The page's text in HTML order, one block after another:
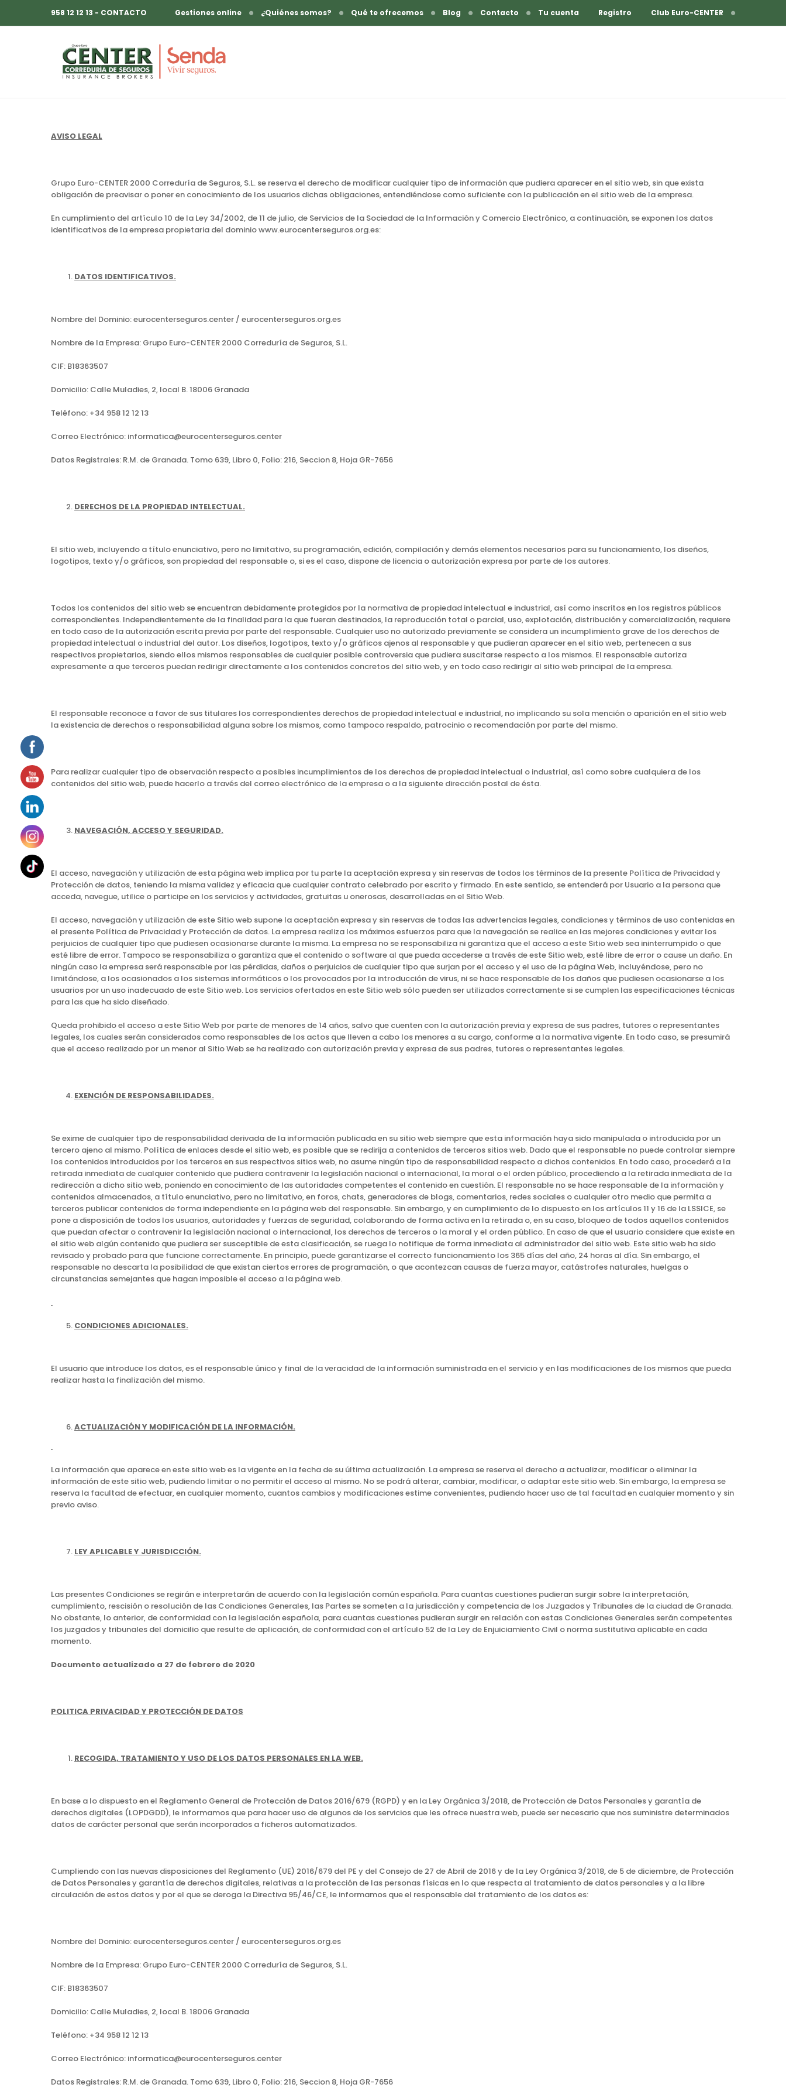
958 12 12 13 - CONTACTO Gestiones online ¿Quiénes somos? Qué te ofrecemos Blog Contacto Tu cuenta Registro Club Euro-CENTER
AVISO LEGAL
Grupo Euro-CENTER 2000 Correduría de Seguros, S.L. se reserva el derecho de modificar cualquier tipo de información que pudiera aparecer en el sitio web, sin que exista
obligación de preavisar o poner en conocimiento de los usuarios dichas obligaciones, entendiéndose como suficiente con la publicación en el sitio web de la empresa.
En cumplimiento del artículo 10 de la Ley 34/2002, de 11 de julio, de Servicios de la Sociedad de la Información y Comercio Electrónico, a continuación, se exponen los datos
identificativos de la empresa propietaria del dominio www.eurocenterseguros.org.es:
DATOS IDENTIFICATIVOS.
Nombre del Dominio: eurocenterseguros.center / eurocenterseguros.org.es
Nombre de la Empresa: Grupo Euro-CENTER 2000 Correduría de Seguros, S.L.
CIF: B18363507
Domicilio: Calle Muladies, 2, local B. 18006 Granada
Teléfono: +34 958 12 12 13
Correo Electrónico: informatica@eurocenterseguros.center
Datos Registrales: R.M. de Granada. Tomo 639, Libro 0, Folio: 216, Seccion 8, Hoja GR-7656
DERECHOS DE LA PROPIEDAD INTELECTUAL.
El sitio web, incluyendo a título enunciativo, pero no limitativo, su programación, edición, compilación y demás elementos necesarios para su funcionamiento, los diseños,
logotipos, texto y/o gráficos, son propiedad del responsable o, si es el caso, dispone de licencia o autorización expresa por parte de los autores.
Todos los contenidos del sitio web se encuentran debidamente protegidos por la normativa de propiedad intelectual e industrial, así como inscritos en los registros públicos
correspondientes. Independientemente de la finalidad para la que fueran destinados, la reproducción total o parcial, uso, explotación, distribución y comercialización, requiere
en todo caso de la autorización escrita previa por parte del responsable. Cualquier uso no autorizado previamente se considera un incumplimiento grave de los derechos de
propiedad intelectual o industrial del autor. Los diseños, logotipos, texto y/o gráficos ajenos al responsable y que pudieran aparecer en el sitio web, pertenecen a sus
respectivos propietarios, siendo ellos mismos responsables de cualquier posible controversia que pudiera suscitarse respecto a los mismos. El responsable autoriza
expresamente a que terceros puedan redirigir directamente a los contenidos concretos del sitio web, y en todo caso redirigir al sitio web principal de la empresa.
El responsable reconoce a favor de sus titulares los correspondientes derechos de propiedad intelectual e industrial, no implicando su sola mención o aparición en el sitio web
la existencia de derechos o responsabilidad alguna sobre los mismos, como tampoco respaldo, patrocinio o recomendación por parte del mismo.
Para realizar cualquier tipo de observación respecto a posibles incumplimientos de los derechos de propiedad intelectual o industrial, así como sobre cualquiera de los
contenidos del sitio web, puede hacerlo a través del correo electrónico de la empresa o a la siguiente dirección postal de ésta.
NAVEGACIÓN, ACCESO Y SEGURIDAD.
El acceso, navegación y utilización de esta página web implica por tu parte la aceptación expresa y sin reservas de todos los términos de la presente Política de Privacidad y
Protección de datos, teniendo la misma validez y eficacia que cualquier contrato celebrado por escrito y firmado. En este sentido, se entenderá por Usuario a la persona que
acceda, navegue, utilice o participe en los servicios y actividades, gratuitas u onerosas, desarrolladas en el Sitio Web.
El acceso, navegación y utilización de este Sitio web supone la aceptación expresa y sin reservas de todas las advertencias legales, condiciones y términos de uso contenidas en
el presente Política de Privacidad y Protección de datos. La empresa realiza los máximos esfuerzos para que la navegación se realice en las mejores condiciones y evitar los
perjuicios de cualquier tipo que pudiesen ocasionarse durante la misma. La empresa no se responsabiliza ni garantiza que el acceso a este Sitio web sea ininterrumpido o que
esté libre de error. Tampoco se responsabiliza o garantiza que el contenido o software al que pueda accederse a través de este Sitio web, esté libre de error o cause un daño. En
ningún caso la empresa será responsable por las pérdidas, daños o perjuicios de cualquier tipo que surjan por el acceso y el uso de la página Web, incluyéndose, pero no
limitándose, a los ocasionados a los sistemas informáticos o los provocados por la introducción de virus, ni se hace responsable de los daños que pudiesen ocasionarse a los
usuarios por un uso inadecuado de este Sitio web. Los servicios ofertados en este Sitio web sólo pueden ser utilizados correctamente si se cumplen las especificaciones técnicas
para las que ha sido diseñado.
Queda prohibido el acceso a este Sitio Web por parte de menores de 14 años, salvo que cuenten con la autorización previa y expresa de sus padres, tutores o representantes
legales, los cuales serán considerados como responsables de los actos que lleven a cabo los menores a su cargo, conforme a la normativa vigente. En todo caso, se presumirá
que el acceso realizado por un menor al Sitio Web se ha realizado con autorización previa y expresa de sus padres, tutores o representantes legales.
EXENCIÓN DE RESPONSABILIDADES.
Se exime de cualquier tipo de responsabilidad derivada de la información publicada en su sitio web siempre que esta información haya sido manipulada o introducida por un
tercero ajeno al mismo. Política de enlaces desde el sitio web, es posible que se redirija a contenidos de terceros sitios web. Dado que el responsable no puede controlar siempre
los contenidos introducidos por los terceros en sus respectivos sitios web, no asume ningún tipo de responsabilidad respecto a dichos contenidos. En todo caso, procederá a la
retirada inmediata de cualquier contenido que pudiera contravenir la legislación nacional o internacional, la moral o el orden público, procediendo a la retirada inmediata de la
redirección a dicho sitio web, poniendo en conocimiento de las autoridades competentes el contenido en cuestión. El responsable no se hace responsable de la información y
contenidos almacenados, a título enunciativo, pero no limitativo, en foros, chats, generadores de blogs, comentarios, redes sociales o cualquier otro medio que permita a
terceros publicar contenidos de forma independiente en la página web del responsable. Sin embargo, y en cumplimiento de lo dispuesto en los artículos 11 y 16 de la LSSICE, se
pone a disposición de todos los usuarios, autoridades y fuerzas de seguridad, colaborando de forma activa en la retirada o, en su caso, bloqueo de todos aquellos contenidos
que puedan afectar o contravenir la legislación nacional o internacional, los derechos de terceros o la moral y el orden público. En caso de que el usuario considere que existe en
el sitio web algún contenido que pudiera ser susceptible de esta clasificación, se ruega lo notifique de forma inmediata al administrador del sitio web. Este sitio web ha sido
revisado y probado para que funcione correctamente. En principio, puede garantizarse el correcto funcionamiento los 365 días del año, 24 horas al día. Sin embargo, el
responsable no descarta la posibilidad de que existan ciertos errores de programación, o que acontezcan causas de fuerza mayor, catástrofes naturales, huelgas o
circunstancias semejantes que hagan imposible el acceso a la página web.
CONDICIONES ADICIONALES.
El usuario que introduce los datos, es el responsable único y final de la veracidad de la información suministrada en el servicio y en las modificaciones de los mismos que pueda
realizar hasta la finalización del mismo.
ACTUALIZACIÓN Y MODIFICACIÓN DE LA INFORMACIÓN.
La información que aparece en este sitio web es la vigente en la fecha de su última actualización. La empresa se reserva el derecho a actualizar, modificar o eliminar la
información de este sitio web, pudiendo limitar o no permitir el acceso al mismo. No se podrá alterar, cambiar, modificar, o adaptar este sitio web. Sin embargo, la empresa se
reserva la facultad de efectuar, en cualquier momento, cuantos cambios y modificaciones estime convenientes, pudiendo hacer uso de tal facultad en cualquier momento y sin
previo aviso.
LEY APLICABLE Y JURISDICCIÓN.
Las presentes Condiciones se regirán e interpretarán de acuerdo con la legislación común española. Para cuantas cuestiones pudieran surgir sobre la interpretación,
cumplimiento, rescisión o resolución de las Condiciones Generales, las Partes se someten a la jurisdicción y competencia de los Juzgados y Tribunales de la ciudad de Granada.
No obstante, lo anterior, de conformidad con la legislación española, para cuantas cuestiones pudieran surgir en relación con estas Condiciones Generales serán competentes
los juzgados y tribunales del domicilio que resulte de aplicación, de conformidad con el artículo 52 de la Ley de Enjuiciamiento Civil o norma sustitutiva aplicable en cada
momento.
Documento actualizado a 27 de febrero de 2020
POLITICA PRIVACIDAD Y PROTECCIÓN DE DATOS
RECOGIDA, TRATAMIENTO Y USO DE LOS DATOS PERSONALES EN LA WEB.
En base a lo dispuesto en el Reglamento General de Protección de Datos 2016/679 (RGPD) y en la Ley Orgánica 3/2018, de Protección de Datos Personales y garantía de
derechos digitales (LOPDGDD), le informamos que para hacer uso de algunos de los servicios que les ofrece nuestra web, puede ser necesario que nos suministre determinados
datos de carácter personal que serán incorporados a ficheros automatizados.
Cumpliendo con las nuevas disposiciones del Reglamento (UE) 2016/679 del PE y del Consejo de 27 de Abril de 2016 y de la Ley Orgánica 3/2018, de 5 de diciembre, de Protección
de Datos Personales y garantía de derechos digitales, relativas a la protección de las personas físicas en lo que respecta al tratamiento de datos personales y a la libre
circulación de estos datos y por el que se deroga la Directiva 95/46/CE, le informamos que el responsable del tratamiento de los datos es:
Nombre del Dominio: eurocenterseguros.center / eurocenterseguros.org.es
Nombre de la Empresa: Grupo Euro-CENTER 2000 Correduría de Seguros, S.L.
CIF: B18363507
Domicilio: Calle Muladies, 2, local B. 18006 Granada
Teléfono: +34 958 12 12 13
Correo Electrónico: informatica@eurocenterseguros.center
Datos Registrales: R.M. de Granada. Tomo 639, Libro 0, Folio: 216, Seccion 8, Hoja GR-7656